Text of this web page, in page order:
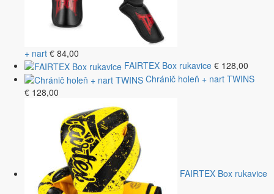
+ nart € 84,00
FAIRTEX Box rukavice € 128,00
Chránič holeň + nart TWINS
€ 128,00
FAIRTEX Box rukavice